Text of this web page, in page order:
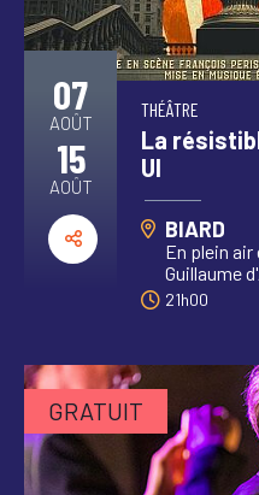
07
AOÛT
15
AOÛT
THÉÂTRE
La
UI
BIARD
En plein air
Guillaume
21h00
GRATUIT